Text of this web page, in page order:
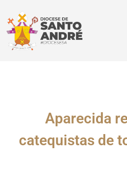
Aparecida
catequistas de